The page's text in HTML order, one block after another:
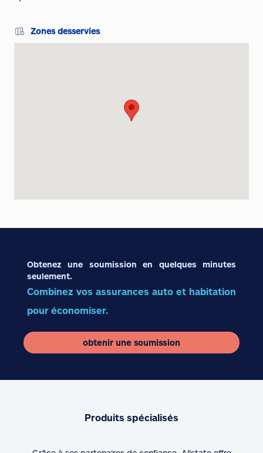
Zones desservies
Obtenez une soumission en quelques minutes
seulement.
Combinez vos assurances auto et habitation
pour économiser.
obtenir une soumission
Produits spécialisés